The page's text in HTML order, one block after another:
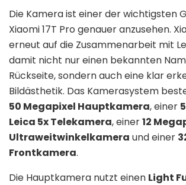
Die Kamera ist einer der wichtigsten
Xiaomi 17T Pro genauer anzusehen.
erneut auf die Zusammenarbeit mit
damit nicht nur einen bekannten
Rückseite, sondern auch eine klar
Bildästhetik. Das Kamerasystem
50 Megapixel Hauptkamera, einer
Leica 5x Telekamera, einer12
Ultraweitwinkelkamera und einer
Frontkamera.
Die Hauptkamera nutzt einen Light